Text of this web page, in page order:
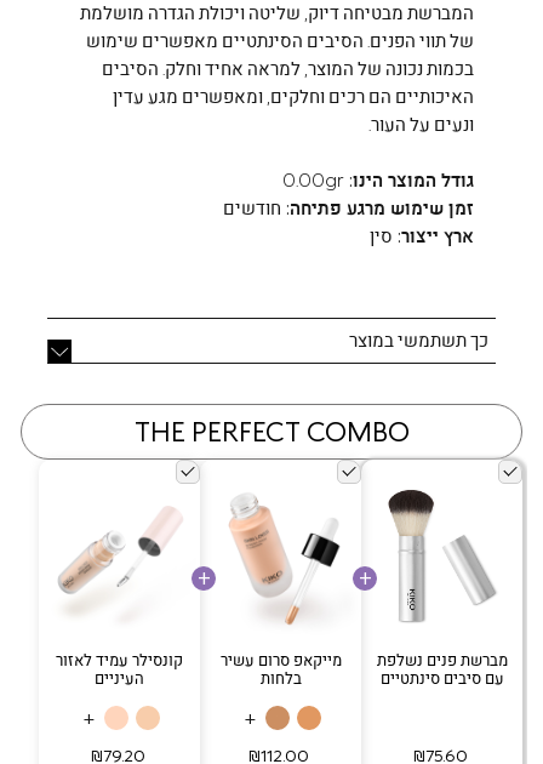
כך תשתמשי במוצר
המברשת מבטיחה דיוק, שליטה ויכולת הגדרה מושלמת
של תווי הפנים. הסיבים הסינתטיים מאפשרים שימוש
בכמות נכונה של המוצר, למראה אחיד וחלק. הסיבים
האיכותיים הם רכים וחלקים, ומאפשרים מגע עדין
ונעים על העור.
גודל המוצר הינו:0.00gr
זמן שימוש מרגע פתיחה: חודשים
ארץ ייצור: סין
מברשת פנים נשלפת
עם סיבים סינתטיים
מייקאפ סרום עשיר
בלחות
+
קונסילר עמיד לאזור
העיניים
+
THE PERFECT COMBO